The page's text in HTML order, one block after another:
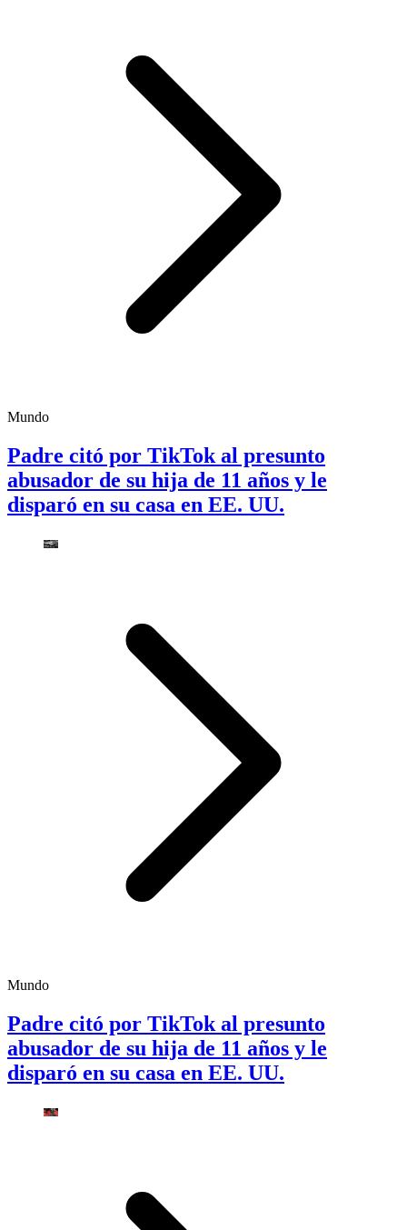
Mundo
Padre citó por TikTok al presunto
abusador de su hija de 11 años y le
disparó en su casa en EE. UU.
Mundo
Padre citó por TikTok al presunto
abusador de su hija de 11 años y le
disparó en su casa en EE. UU.